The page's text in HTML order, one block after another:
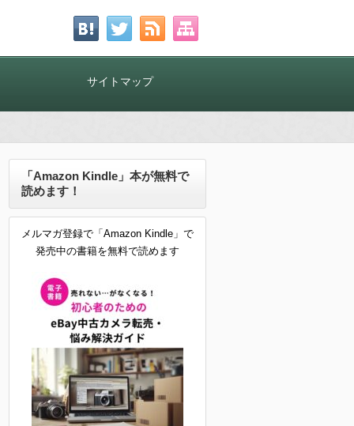
サイトマップ
「Amazon Kindle」本が無料で
読めます！
メルマガ登録で「Amazon Kindle」で
発売中の書籍を無料で読めます